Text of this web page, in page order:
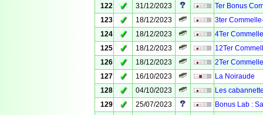
122
✓ 31/12/2023
Ter Bonus
123
✓ 18/12/2023
3ter
124
✓ 18/12/2023
4Ter
125
✓ 18/12/2023
12Ter
126
✓ 18/12/2023
2Ter
127
✓ 16/10/2023
La Noiraude
128
✓ 04/10/2023
Les
129
✓ 25/07/2023
Bonus Lab :